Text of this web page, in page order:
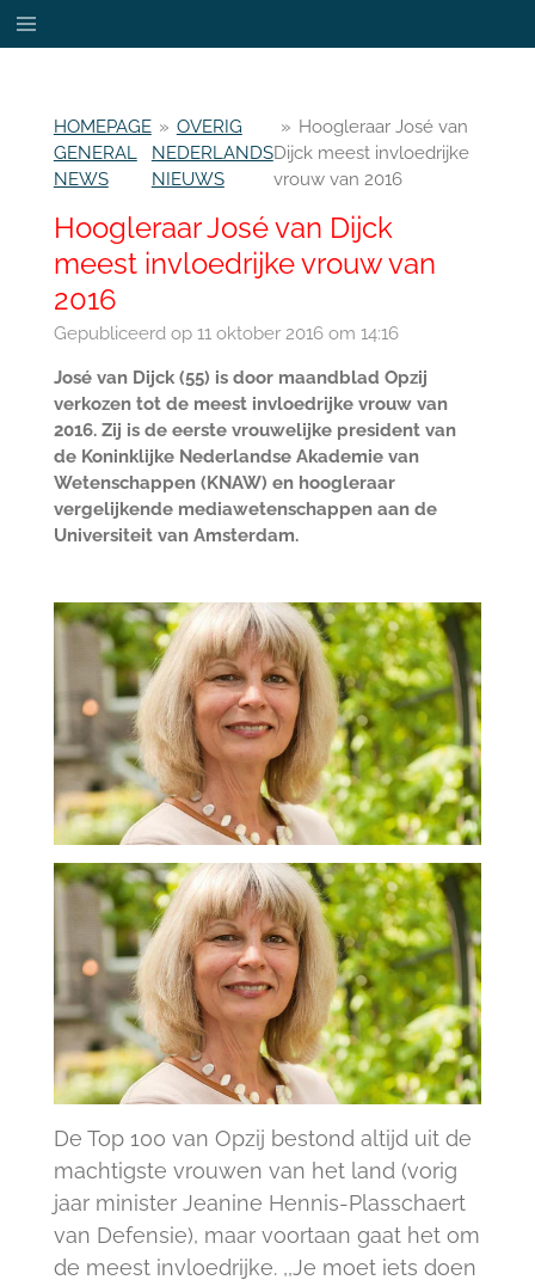
Ga
direct
hoofdinhoud
HOMEPAGE
GENERAL
NEWS
» OVERIG
NEDERLANDS
NIEUWS
» Hoogleraar José van
Dijck meest invloedrijke
vrouw van 2016
Hoogleraar José van Dijck
meest invloedrijke vrouw van
2016
Gepubliceerd op 11 oktober 2016 om 14:16
José van Dijck (55) is door maandblad Opzij
verkozen tot de meest invloedrijke vrouw van
2016. Zij is de eerste vrouwelijke president van
de Koninklijke Nederlandse Akademie van
Wetenschappen (KNAW) en hoogleraar
vergelijkende mediawetenschappen aan de
Universiteit van Amsterdam.
De Top 100 van Opzij bestond altijd uit de
machtigste vrouwen van het land (vorig
jaar minister Jeanine Hennis-Plasschaert
van Defensie), maar voortaan gaat het om
de meest invloedrijke. ,,Je moet iets doen